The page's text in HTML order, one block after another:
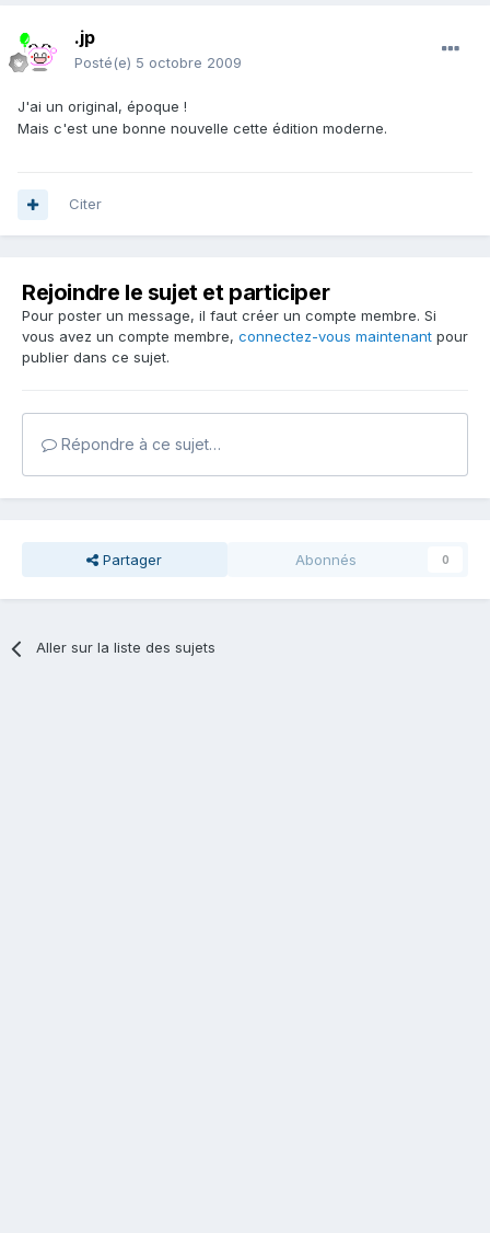
.jp
Posté(e) 5 octobre 2009
J'ai un original, époque !
Mais c'est une bonne nouvelle cette édition moderne.
Citer
Rejoindre le sujet et participer
Pour poster un message, il faut créer un compte membre. Si
vous avez un compte membre, connectez-vous maintenant pour
publier dans ce sujet.
Répondre à ce sujet…
Partager Abonnés 0
Aller sur la liste des sujets